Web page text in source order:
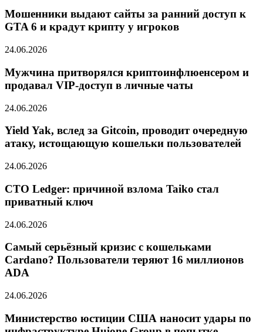
Мошенники выдают сайты за ранний доступ к
GTA 6 и крадут крипту у игроков
24.06.2026
Мужчина притворялся криптоинфлюенсером и
продавал VIP-доступ в личные чаты
24.06.2026
Yield Yak, вслед за Gitcoin, проводит очередную
атаку, истощающую кошельки пользователей
24.06.2026
CTO Ledger: причиной взлома Taiko стал
приватный ключ
24.06.2026
Самый серьёзный кризис с кошельками
Cardano? Пользователи теряют 16 миллионов
ADA
24.06.2026
Министерство юстиции США наносит удары по